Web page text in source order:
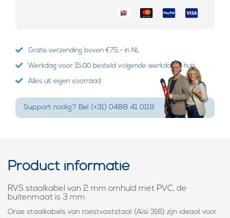
Gratis verzending boven €75,- in NL
Werkdag voor 15:00 besteld volgende werkdag in huis
Alles uit eigen voorraad
Support nodig? Bel (+31) 0488 41 0119
Product informatie
RVS staalkabel van 2 mm omhuld met PVC, de
buitenmaat is 3 mm
Onze staalkabels van roestvaststaal (Aisi 316) zijn ideaal voor